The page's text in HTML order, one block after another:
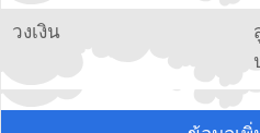
วงเงิน